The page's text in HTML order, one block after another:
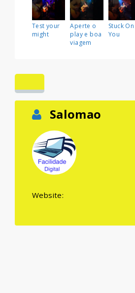
Test your
might
Aperte o
play e boa
viagem
Stuck On
You
Salomao
Website: